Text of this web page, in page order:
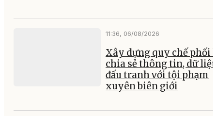
11:36, 06/08/2026
Xây dựng quy chế phối
chia sẻ thông tin, dữ liệu
đấu tranh với tội phạm
xuyên biên giới